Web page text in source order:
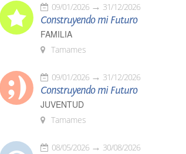
09/01/2026 31/12/2026
Construyendo mi Futuro
FAMILIA
Tamames
09/01/2026 31/12/2026
Construyendo mi Futuro
JUVENTUD
Tamames
08/05/2026 30/08/2026